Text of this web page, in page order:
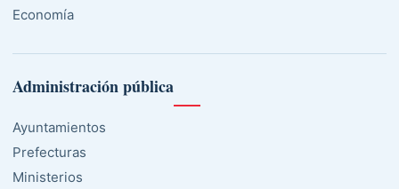
Economía
Administración pública
Ayuntamientos
Prefecturas
Ministerios